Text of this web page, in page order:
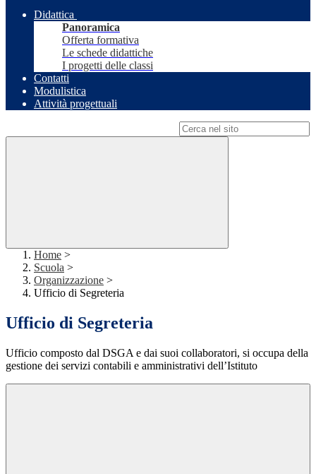
Didattica
Panoramica
Offerta formativa
Le schede didattiche
I progetti delle classi
Contatti
Modulistica
Attività progettuali
Home >
Scuola >
Organizzazione >
Ufficio di Segreteria
Ufficio di Segreteria
Ufficio composto dal DSGA e dai suoi collaboratori, si occupa della
gestione dei servizi contabili e amministrativi dell’Istituto